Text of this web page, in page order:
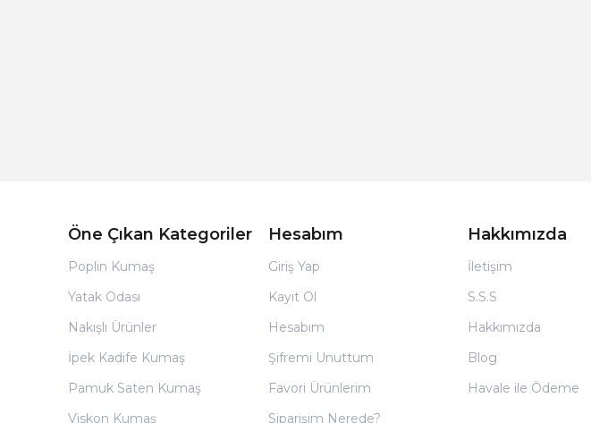
Öne Çıkan Kategoriler
Poplin Kumaş
Yatak Odası
Nakışlı Ürünler
İpek Kadife Kumaş
Pamuk Saten Kumaş
Viskon Kumaş
Hesabım
Giriş Yap
Kayıt Ol
Hesabım
Şifremi Unuttum
Favori Ürünlerim
Siparişim Nerede?
Hakkımızda
İletişim
S.S.S
Hakkımızda
Blog
Havale ile Ödeme